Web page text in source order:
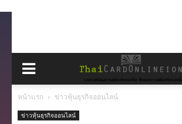
หน้าแรก ข่าวหุ้นธุรกิจออนไลน์
ข่าวหุ้นธุรกิจออนไลน์